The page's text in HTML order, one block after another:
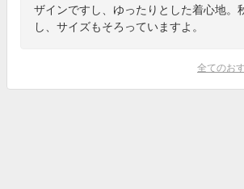
ザインですし、ゆったりとした着心地。
し、サイズもそろっていますよ。
全てのお